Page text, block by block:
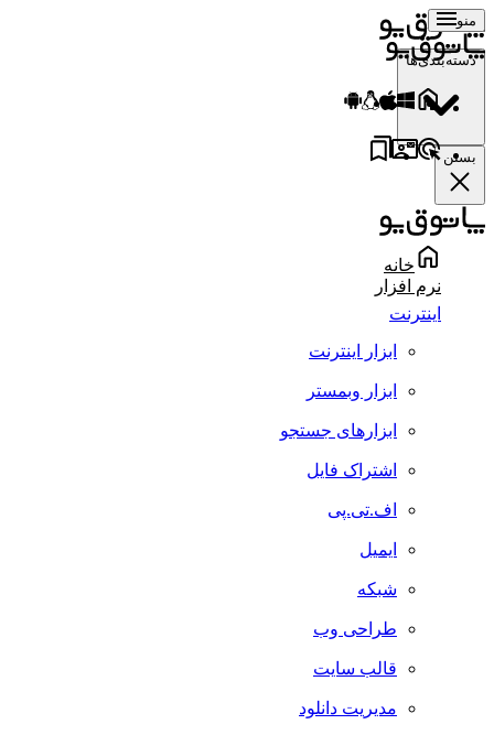
منو
دسته‌بندی‌ها
بستن
خانه
نرم افزار
اینترنت
ابزار اینترنت
ابزار وبمستر
ابزارهای جستجو
اشتراک فایل
اف.تی.پی
ایمیل
شبکه
طراحی وب
قالب سایت
مدیریت دانلود